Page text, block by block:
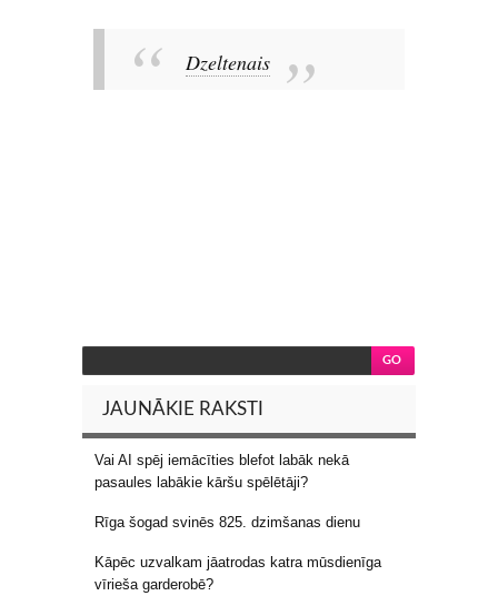
Dzeltenais
JAUNĀKIE RAKSTI
Vai AI spēj iemācīties blefot labāk nekā
pasaules labākie kāršu spēlētāji?
Rīga šogad svinēs 825. dzimšanas dienu
Kāpēc uzvalkam jāatrodas katra mūsdienīga
vīrieša garderobē?